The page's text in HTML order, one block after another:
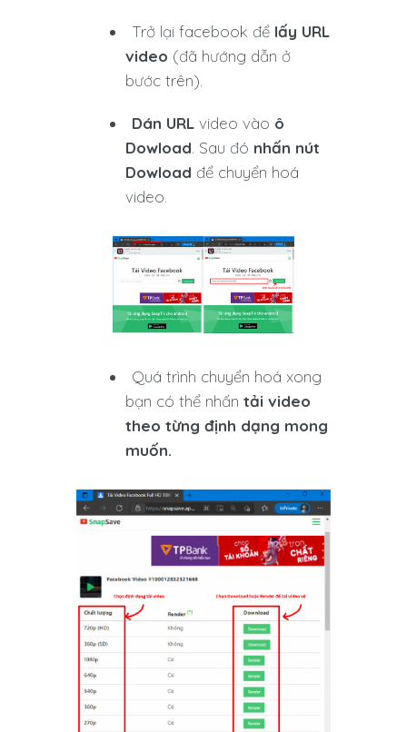
Trở lại facebook để lấy URL
video (đã hướng dẫn ở
bước trên).
Dán URL video vào ô
Dowload . Sau đó nhấn nút
Dowload để chuyển hoá
video.
Quá trình chuyển hoá xong
bạn có thể nhấntải video
theo từng định dạng mong
muốn.